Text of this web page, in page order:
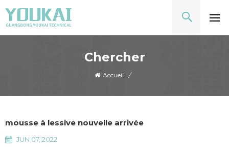
Chercher
Accueil /
mousse à lessive nouvelle arrivée
JUN 07, 2022